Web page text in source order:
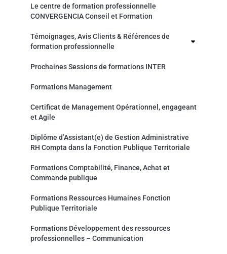
Le centre de formation professionnelle
CONVERGENCIA Conseil et Formation
Témoignages, Avis Clients & Références de
formation professionnelle
Prochaines Sessions de formations INTER
Formations Management
Certificat de Management Opérationnel, engageant
et Agile
Diplôme d’Assistant(e) de Gestion Administrative
RH Compta dans la Fonction Publique Territoriale
Formations Comptabilité, Finance, Achat et
Commande publique
Formations Ressources Humaines Fonction
Publique Territoriale
Formations Développement des ressources
professionnelles – Communication